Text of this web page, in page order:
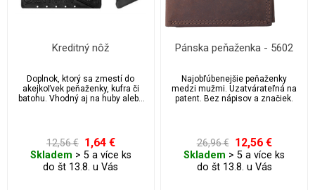
Kreditný nôž
Doplnok, ktorý sa zmestí do
akejkoľvek peňaženky, kufra či
batohu. Vhodný aj na huby alebo
12,56 € 1,64 €
Skladem > 5 a více ks
do št 13.8. u Vás
Pánska peňaženka - 5602
Najobľúbenejšie peňaženky
medzi mužmi. Uzatvárateľná na
patent. Bez nápisov a značiek.
26,96 € 12,56 €
Skladem > 5 a více ks
do št 13.8. u Vás